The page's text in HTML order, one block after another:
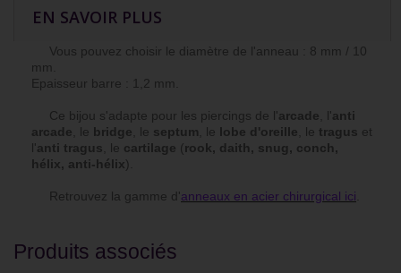
EN SAVOIR PLUS
Vous pouvez choisir le diamètre de l'anneau : 8 mm / 10
mm.
Epaisseur barre : 1,2 mm.
Ce bijou s'adapte pour les piercings de l'arcade , l'anti
arcade , le bridge , le septum , le lobe d'oreille , le tragus et
l'anti tragus , le cartilage (rook, daith, snug, conch,
hélix, anti-hélix).
Retrouvez la gamme d'anneaux en acier chirurgical ici
Produits associés